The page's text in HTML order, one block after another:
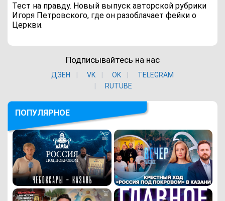
Тест на правду. Новый выпуск авторской рубрики
Игоря Петровского, где он разоблачает фейки о
Церкви.
Подписывайтесь на нас
ДЗЕН VK ОK
TELEGRAM
RUTUBE
ПОПУЛЯРНОЕ